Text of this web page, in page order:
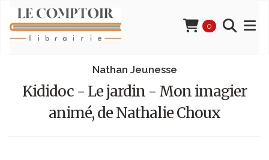
0
Nathan Jeunesse
Kididoc - Le jardin - Mon imagier
animé, de Nathalie Choux